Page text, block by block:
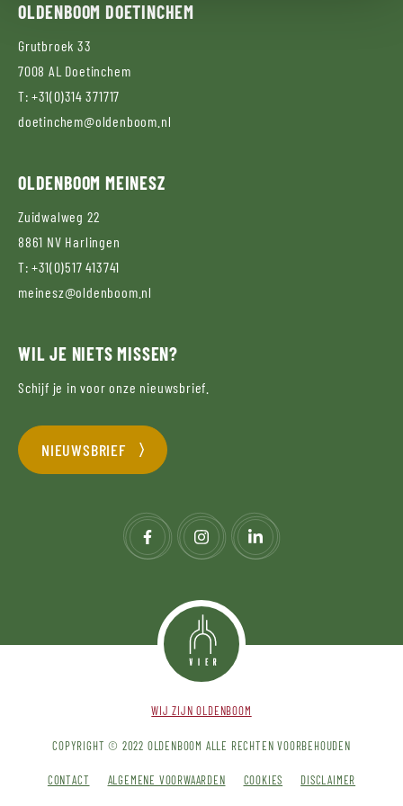
OLDENBOOMDOETINCHEM
Grutbroek 33
7008 AL Doetinchem
T: +31(0)314 371717
doetinchem@oldenboom.nl
OLDENBOOMMEINESZ
Zuidwalweg 22
8861 NV Harlingen
T: +31(0)517 413741
meinesz@oldenboom.nl
WIL JE NIETS MISSEN?
Schijf je in voor onze nieuwsbrief.
NIEUWSBRIEF
WIJ ZIJN OLDENBOOM
COPYRIGHT © 2022 OLDENBOOM ALLE RECHTEN VOORBEHOUDEN
CONTACT ALGEMENE VOORWAARDEN COOKIES DISCLAIMER